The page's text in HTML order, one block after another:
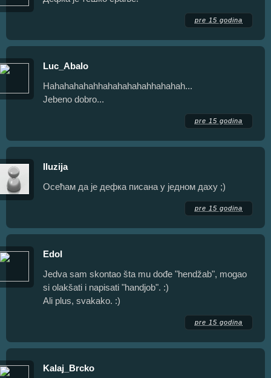
pre 15 godina
Luc_Abalo
Hahahahahahhahahahahahhahahah...
Jebeno dobro...
pre 15 godina
Iluzija
Осећам да је дефка писана у једном даху ;)
pre 15 godina
EdoI
Jedva sam skontao šta mu dođe "hendžab", mogao
si olakšati i napisati "handjob". :)
Ali plus, svakako. :)
pre 15 godina
Kalaj_Brcko